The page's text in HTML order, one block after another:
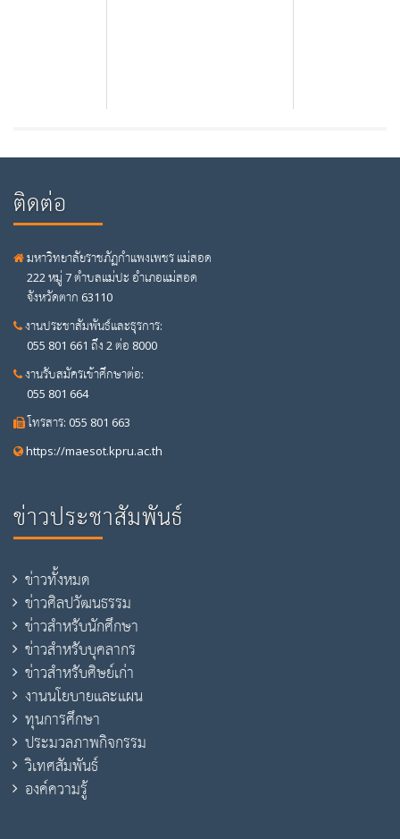
ติดต่อ
มหาวิทยาลัยราชภัฏกำแพงเพชร แม่สอด
222 หมู่ 7 ตำบลแม่ปะ อำเภอแม่สอด
จังหวัดตาก 63110
งานประชาสัมพันธ์และธุรการ:
055 801 661 ถึง 2 ต่อ 8000
งานรับสมัครเข้าศึกษาต่อ:
055 801 664
โทรสาร: 055 801 663
https://maesot.kpru.ac.th
ข่าวประชาสัมพันธ์
ข่าวทั้งหมด
ข่าวศิลปวัฒนธรรม
ข่าวสำหรับนักศึกษา
ข่าวสำหรับบุคลากร
ข่าวสำหรับศิษย์เก่า
งานนโยบายและแผน
ทุนการศึกษา
ประมวลภาพกิจกรรม
วิเทศสัมพันธ์
องค์ความรู้